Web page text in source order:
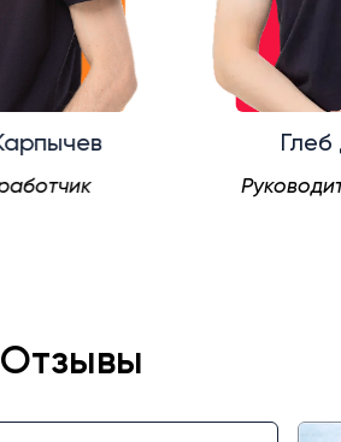
Глеб Демидов
Руководитель
Отзывы